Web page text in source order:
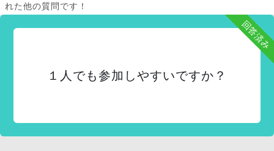
れた他の質問です！
回答済み
１人でも参加しやすいですか？